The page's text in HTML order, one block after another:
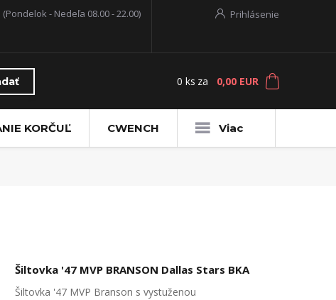
Prihlásenie
(Pondelok - Nedeľa 08.00 - 22.00)
0 ks za 0,00 EUR
KORČUĽ CWENCH Viac
Šiltovka '47 MVP BRANSON Dallas Stars BKA
Šiltovka '47 MVP Branson s vystuženou